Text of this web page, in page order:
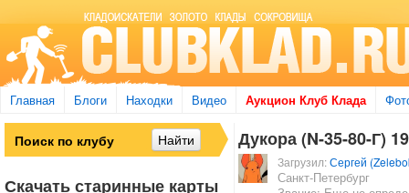
Главная Блоги Находки Видео Аукцион Клуб Клада
Дукора (N-35-80-Г)
Загрузил:Сергей
Санкт-Петербург
Скачать старинные карты